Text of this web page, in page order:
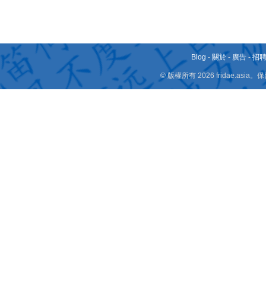
Blog - 關於 - 廣告 -招
© 版權所有 2026 fridae.asia。